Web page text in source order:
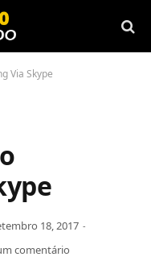
Via Skype
18, 2017
comentário